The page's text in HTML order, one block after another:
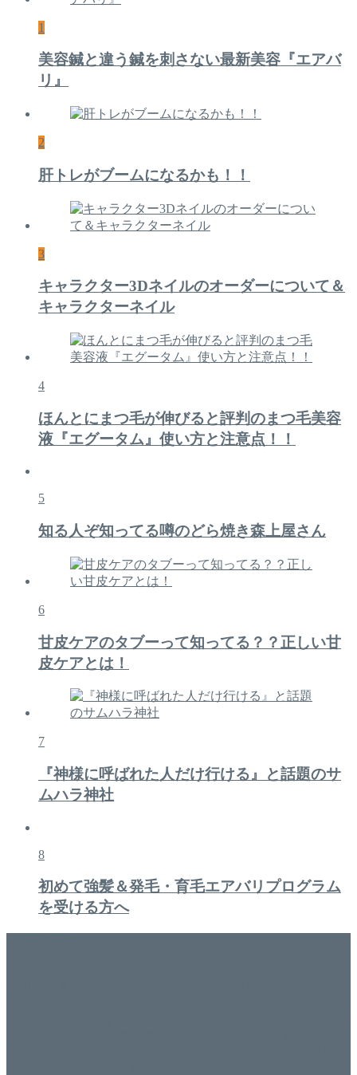
1
美容鍼と違う鍼を刺さない最新美容『エアバ
リ』
2
肝トレがブームになるかも！！
3
キャラクター3Dネイルのオーダーについて＆
キャラクターネイル
4
ほんとにまつ毛が伸びると評判のまつ毛美容
液『エグータム』使い方と注意点！！
5
知る人ぞ知ってる噂のどら焼き森上屋さん
6
甘皮ケアのタブーって知ってる？？正しい甘
皮ケアとは！
7
『神様に呼ばれた人だけ行ける』と話題のサ
ムハラ神社
8
初めて強髪＆発毛・育毛エアバリプログラム
を受ける方へ